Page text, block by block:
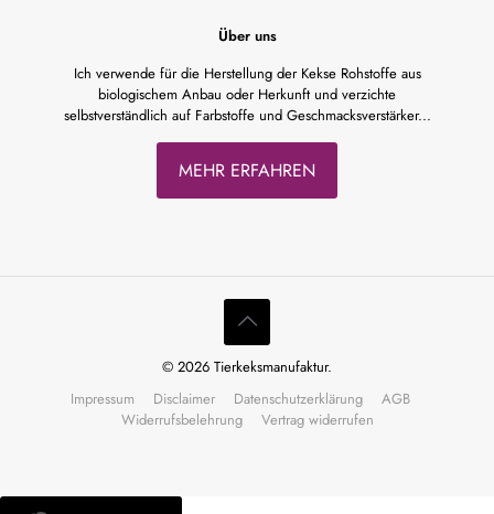
Über uns
Ich verwende für die Herstellung der Kekse Rohstoffe aus
biologischem Anbau oder Herkunft und verzichte
selbstverständlich auf Farbstoffe und Geschmacksverstärker...
MEHR ERFAHREN
© 2026 Tierkeksmanufaktur.
Impressum
Disclaimer Datenschutzerklärung
AGB
Widerrufsbelehrung
Vertrag widerrufen